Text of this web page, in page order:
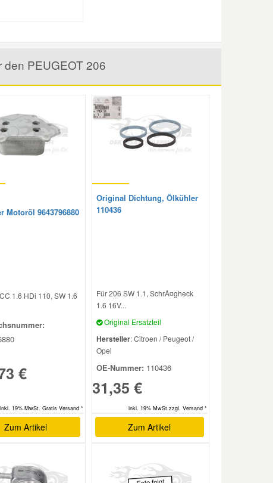
PEUGEOT 206
Motoröl 9643796880
1.6 HDi 110, SW 1.6
€
inkl. 19% MwSt. Gratis Versand *
Zum Artikel
Original Dichtung, Ölkühler
110436
Für 206 SW 1.1, SchrÃ¤gheck
1.6 16V...
Original Ersatzteil
Hersteller: Citroen / Peugeot /
Opel
OE-Nummer: 110436
31,35 €
inkl. 19% MwSt.zzgl. Versand *
Zum Artikel